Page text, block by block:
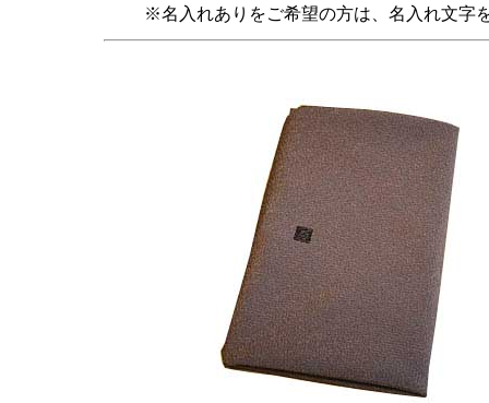
※名入れありをご希望の方は、名入れ文字